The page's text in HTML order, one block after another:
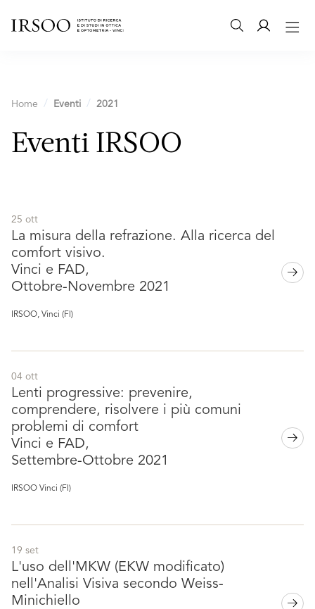
Home Eventi 2021
Eventi IRSOO
25 ott
La misura della refrazione. Alla ricerca del
comfort visivo.
Vinci e FAD,
Ottobre-Novembre 2021
IRSOO, Vinci (FI)
04 ott
Lenti progressive: prevenire,
comprendere, risolvere i più comuni
problemi di comfort
Vinci e FAD,
Settembre-Ottobre 2021
IRSOO Vinci (FI)
19 set
L'uso dell'MKW (EKW modificato)
nell'Analisi Visiva secondo Weiss-
Minichiello